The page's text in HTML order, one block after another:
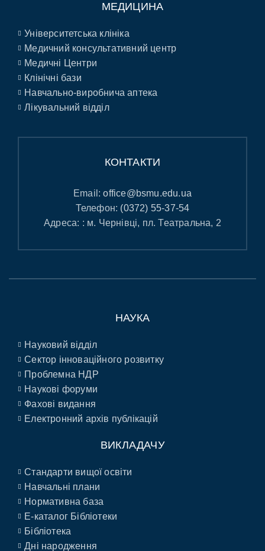
МЕДИЦИНА
Університетська клініка
Медичний консультативний центр
Медичні Центри
Клінічні бази
Навчально-виробнича аптека
Лікувальний відділ
КОНТАКТИ
Email:office@bsmu.edu.ua
Телефон: (0372) 55-37-54
Адреса: : м. Чернівці, пл. Театральна, 2
НАУКА
Науковий відділ
Сектор інноваційного розвитку
Проблемна НДР
Наукові форуми
Фахові видання
Електронний архів публікацій
ВИКЛАДАЧУ
Стандарти вищої освіти
Навчальні плани
Нормативна база
E-каталог Бібліотеки
Бібліотека
Дні народження